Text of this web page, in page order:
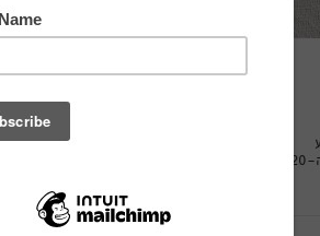
כפתורים
לא ידוע